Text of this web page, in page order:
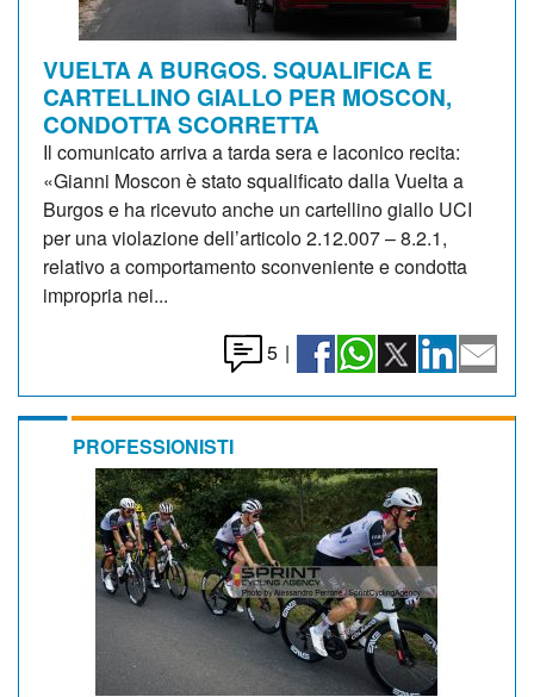
VUELTA A BURGOS. SQUALIFICA E
CARTELLINO GIALLO PER MOSCON,
CONDOTTA SCORRETTA
Il comunicato arriva a tarda sera e laconico recita:
«Gianni Moscon è stato squalificato dalla Vuelta a
Burgos e ha ricevuto anche un cartellino giallo UCI
per una violazione dell’articolo 2.12.007 – 8.2.1,
relativo a comportamento sconveniente e condotta
impropria nei...
5 |
PROFESSIONISTI